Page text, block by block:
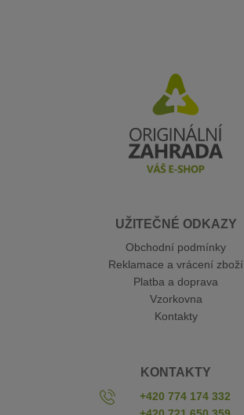
UŽITEČNÉ ODKAZY
Obchodní podmínky
Reklamace a vrácení zboží
Platba a doprava
Vzorkovna
Kontakty
KONTAKTY
+420 774 174 332